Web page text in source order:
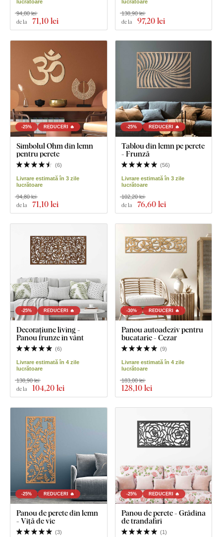
lucrătoare
de la 71,10 lei
94,80 lei
lucrătoare
de la 97,20 lei
138,90 lei
-25% REDUCERI 🔥
Simbolul Ohm din lemn
pentru perete
(6)
Livrare estimată în 3 zile
lucrătoare
de la 71,10 lei
94,80 lei
-25% REDUCERI 🔥
Tablou din lemn pe perete
- Frunză
(56)
Livrare estimată în 3 zile
lucrătoare
de la 76,60 lei
102,20 lei
-25% REDUCERI 🔥
Decorațiune living -
Panou frunze în vânt
(6)
Livrare estimată în 4 zile
lucrătoare
de la 104,20 lei
138,90 lei
-30% REDUCERI 🔥
Panou autoadeziv pentru
bucatarie - Cezar
(9)
Livrare estimată în 4 zile
lucrătoare
128,10 lei
183,00 lei
-25% REDUCERI 🔥
Panou de perete din lemn
- Viță de vie
(3)
-25% REDUCERI 🔥
Panou de perete - Grădina
de trandafiri
(1 )